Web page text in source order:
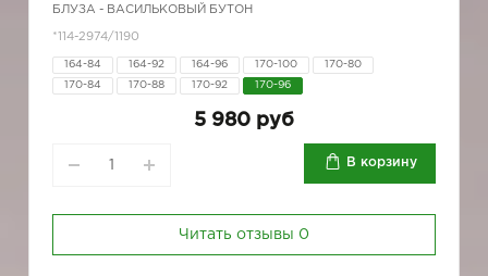
БЛУЗА - ВАСИЛЬКОВЫЙ БУТОН
*114-2974/1190
164-84 164-92 164-96 170-100 170-80
170-84 170-88 170-92 170-96
5 980 руб
В корзину
Читать отзывы 0